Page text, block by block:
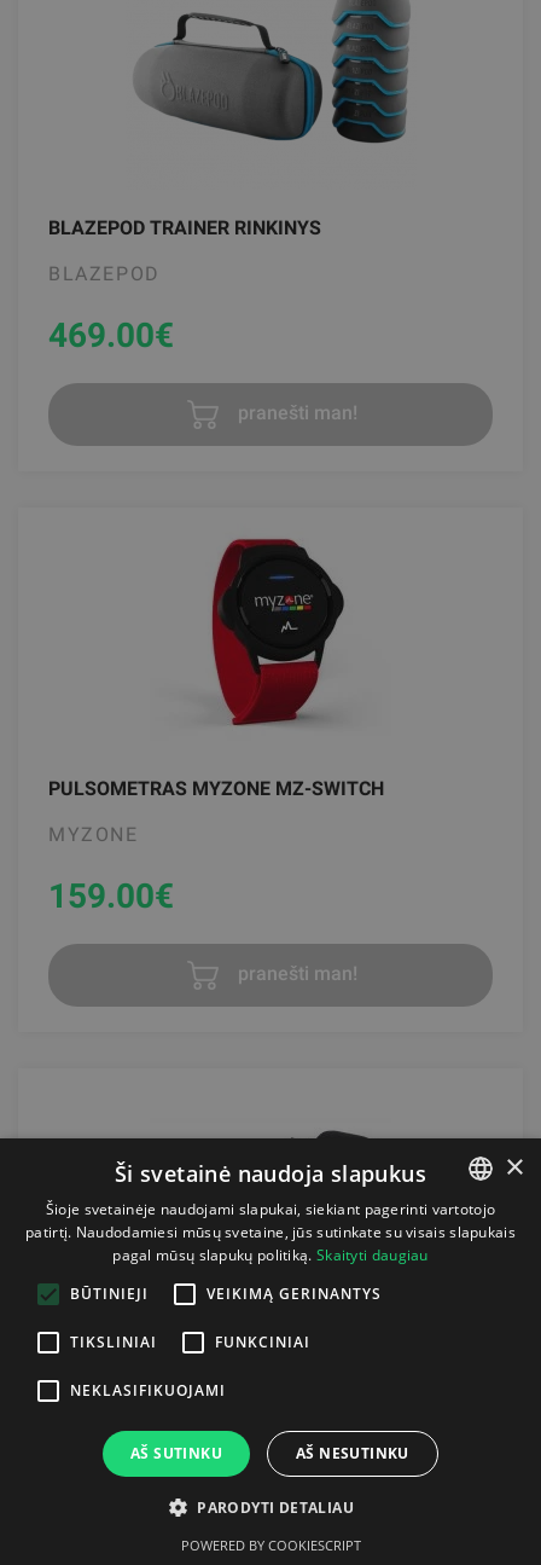
BLAZEPOD TRAINER RINKINYS
BLAZEPOD
469.00€
pranešti man!
PULSOMETRAS MYZONE MZ-SWITCH
MYZONE
159.00€
pranešti man!
ELASTINIS DIRŽELIS COMFORTEX +
SIGMA
15.63€
LITHUANIAN
×
Ši svetainė naudoja slapukus
Šioje svetainėje naudojami slapukai, siekiant pagerinti vartotojo
patirtį. Naudodamiesi mūsų svetaine, jūs sutinkate su visais slapukais
pagal mūsų slapukų politiką. Skaityti daugiau
BŪTINIEJI
VEIKIMĄ GERINANTYS
TIKSLINIAI FUNKCINIAI
NEKLASIFIKUOJAMI
AŠ SUTINKU AŠ NESUTINKU
PARODYTI DETALIAU
POWERED BY COOKIESCRIPT